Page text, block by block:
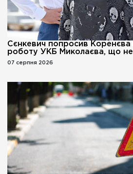
Сєнкевич попросив Коренєва
роботу УКБ Миколаєва, що
07 серпня 2026